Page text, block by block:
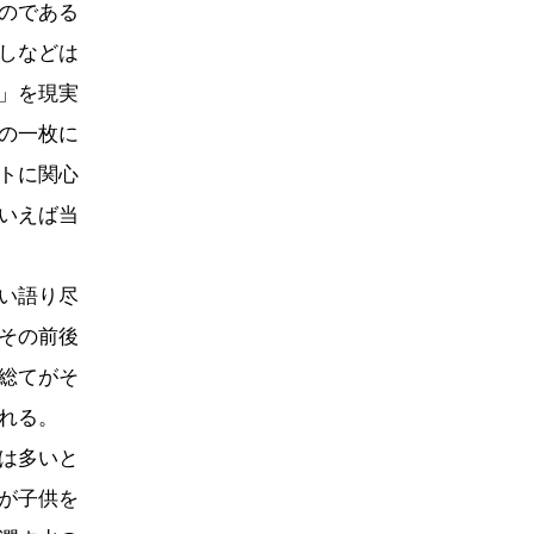
である
などは
を現実
一枚に
に関心
えば当
語り尽
の前後
てがそ
る。
多いと
子供を